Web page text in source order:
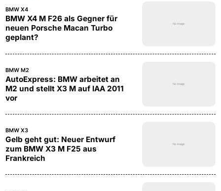
BMW X4
BMW X4 M F26 als Gegner für
neuen Porsche Macan Turbo
geplant?
BMW M2
AutoExpress: BMW arbeitet an
M2 und stellt X3 M auf IAA 2011
vor
BMW X3
Gelb geht gut: Neuer Entwurf
zum BMW X3 M F25 aus
Frankreich